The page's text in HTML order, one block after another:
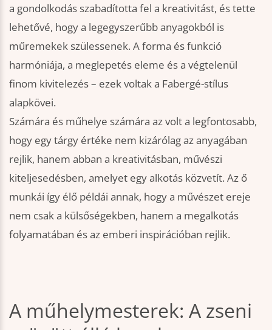
a gondolkodás szabadította fel a kreativitást, és tette
lehetővé, hogy a legegyszerűbb anyagokból is
műremekek szülessenek. A forma és funkció
harmóniája, a meglepetés eleme és a végtelenül
finom kivitelezés – ezek voltak a Fabergé-stílus
alapkövei.
Számára és műhelye számára az volt a legfontosabb,
hogy egy tárgy értéke nem kizárólag az anyagában
rejlik, hanem abban a kreativitásban, művészi
kiteljesedésben, amelyet egy alkotás közvetít. Az ő
munkái így élő példái annak, hogy a művészet ereje
nem csak a külsőségekben, hanem a megalkotás
folyamatában és az emberi inspirációban rejlik.
A műhelymesterek: A zseni